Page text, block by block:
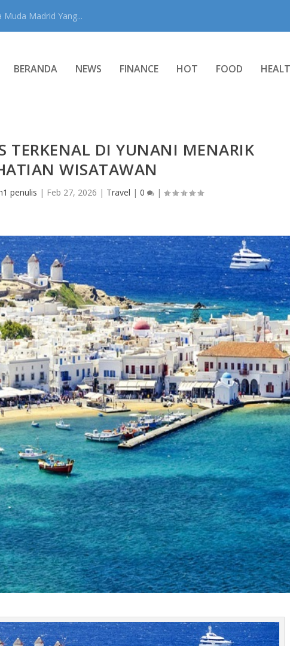
Madrid Yang...
BERANDA NEWS FINANCE HOT FOOD
TERKENAL DI YUNANI MENARIK
WISATAWAN
penulis | Feb 27, 2026 | Travel |0 |